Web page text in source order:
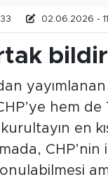
02.06.2026 -
hem
en